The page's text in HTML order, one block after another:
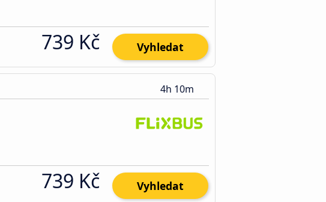
739 Kč Vyhledat
4h 10m
739 Kč Vyhledat